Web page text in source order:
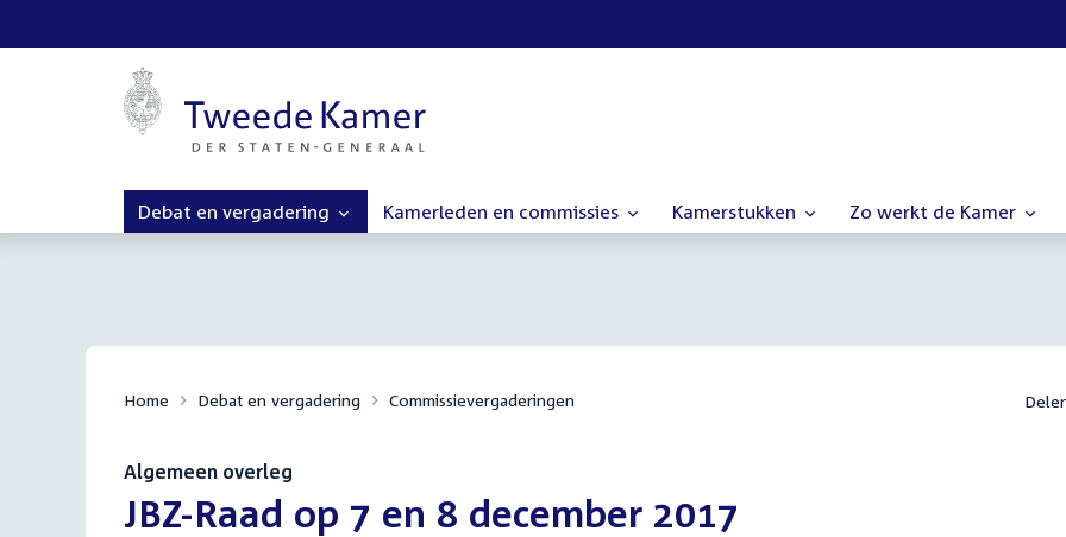
Debat en vergadering Kamerleden en commissies Kamerstukken Zo werkt de Kamer
Home Debat en vergadering Commissievergaderingen
Algemeen overleg
JBZ-Raad op 7 en 8 december 2017